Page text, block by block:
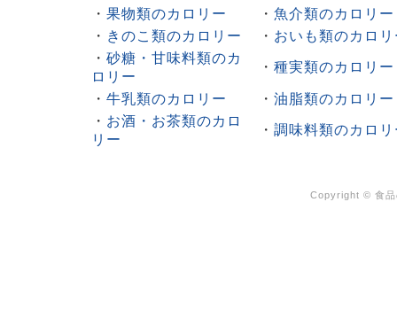
・ 果物類のカロリー ・ 魚介類のカロリー
・ きのこ類のカロリー ・ おいも類のカロリ
・ 砂糖・甘味料類のカ
ロリー
・ 種実類のカロリー
・ 牛乳類のカロリー ・ 油脂類のカロリー
・ お酒・お茶類のカロ
リー
・ 調味料類のカロリ
Copyright © 食